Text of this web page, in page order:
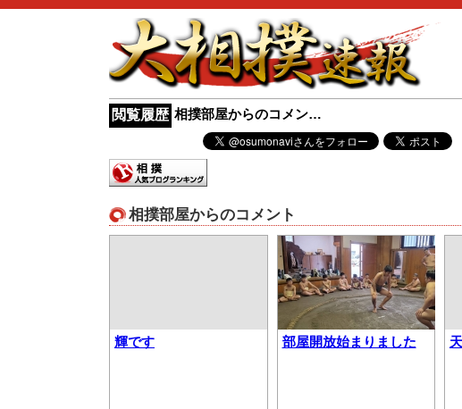
閲覧履歴 相撲部屋からのコメン…
相撲部屋からのコメント
輝です 部屋開放始まりました